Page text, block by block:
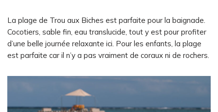
La plage de Trou aux Biches est parfaite pour la baignade.
Cocotiers, sable fin, eau translucide, tout y est pour profiter
d’une belle journée relaxante ici. Pour les enfants, la plage
est parfaite car il n’y a pas vraiment de coraux ni de rochers.